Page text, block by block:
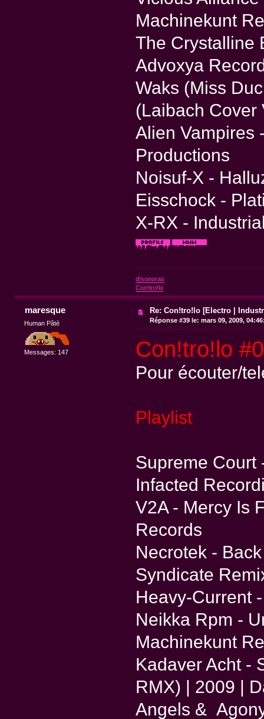
Machinekunt
The Crystalline
Advoxya
Waks (Miss
(Laibach Cover
Alien Vampires
Productions
Noisuf-X -
Eisschock -
X-RX -
d|sonoras
Con!tro!lo
maresque
Human Pâté
Messages: 147
Re: Con!tro!lo [Electro |
Réponse #39 le: mars 09, 2009,
Con!tro!lo
Pour écouter/
Playlist
Supreme Court
Infacted
V2A - Mercy Is
Records
Necrotek -
Syndicate
Heavy-Current
Neikka Rpm -
Machinekunt
Kadaver Acht -
RMX) | 2009 |
Angels &